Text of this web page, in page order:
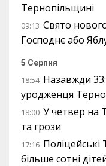
Тернопільщині
09:13 Свято
Господнє або
5 Серпня
18:54 Назавжди
уродженця
18:00 У четвер на
та грози
17:16
більше сотні